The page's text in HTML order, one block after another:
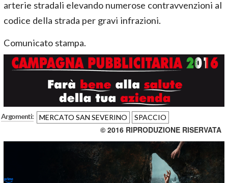
arterie stradali elevando numerose contravvenzioni al
codice della strada per gravi infrazioni.
Comunicato stampa.
Argomenti: MERCATO SAN SEVERINO SPACCIO
© 2016 RIPRODUZIONE RISERVATA